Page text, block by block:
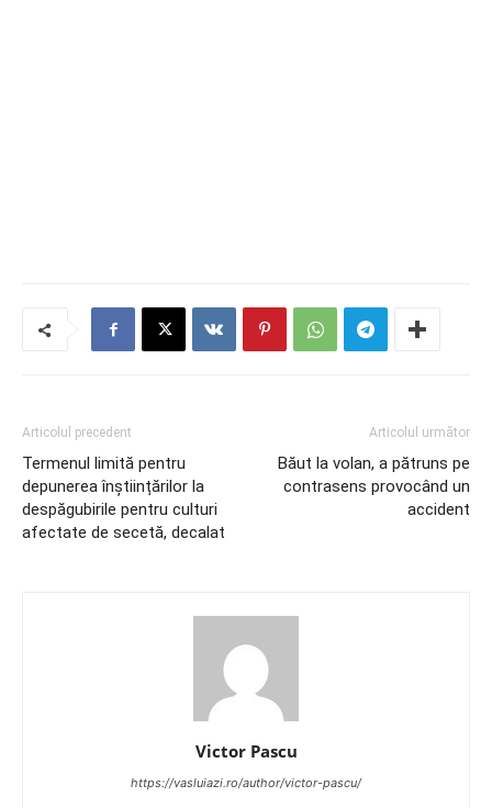
Articolul precedent
Termenul limită pentru
depunerea înștiințărilor la
despăgubirile pentru culturi
afectate de secetă, decalat
Articolul următor
Băut la volan, a pătruns pe
contrasens provocând un
accident
Victor Pascu
https://vasluiazi.ro/author/victor-pascu/